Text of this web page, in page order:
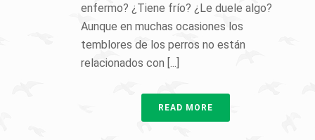
enfermo? ¿Tiene frío? ¿Le duele algo?
Aunque en muchas ocasiones los
temblores de los perros no están
relacionados con [...]
READ MORE